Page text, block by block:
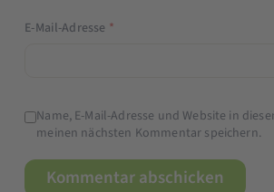
E-Mail-Adresse *
Name, E-Mail-Adresse und Website in
meinen nächsten Kommentar speichern.